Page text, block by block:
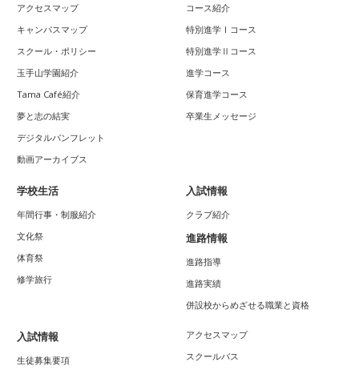
アクセスマップ
キャンパスマップ
スクール・ポリシー
玉手山学園紹介
Tama Café紹介
夢と志の結実
デジタルパンフレット
動画アーカイブス
コース紹介
特別進学Ⅰコース
特別進学Ⅱコース
進学コース
保育進学コース
卒業生メッセージ
学校生活
年間行事・制服紹介
文化祭
体育祭
修学旅行
入試情報
クラブ紹介
進路情報
進路指導
進路実績
併設校からめざせる職業と資格
入試情報
生徒募集要項
アクセスマップ
スクールバス